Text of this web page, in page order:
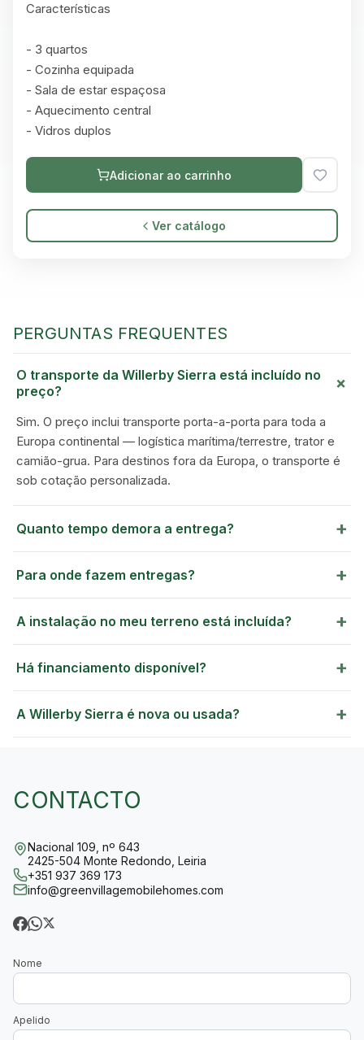
GREEN VILLAGE
MOBILE HOMES
Características
- 3 quartos
- Cozinha equipada
- Sala de estar espaçosa
- Aquecimento central
- Vidros duplos
Adicionar ao carrinho
Ver catálogo
PERGUNTAS FREQUENTES
O transporte da Willerby Sierra está incluído no
preço?
+
Sim. O preço inclui transporte porta-a-porta para toda a
Europa continental — logística marítima/terrestre, trator e
camião-grua. Para destinos fora da Europa, o transporte é
sob cotação personalizada.
Quanto tempo demora a entrega? +
Para onde fazem entregas? +
A instalação no meu terreno está incluída? +
Há financiamento disponível? +
A Willerby Sierra é nova ou usada? +
CONTACTO
Nacional 109, nº 643
2425-504 Monte Redondo, Leiria
+351 937 369 173
info@greenvillagemobilehomes.com
Nome
Apelido